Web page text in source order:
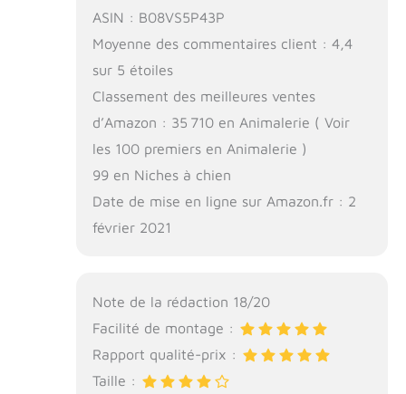
ASIN : B08VS5P43P
Moyenne des commentaires client : 4,4
sur 5 étoiles
Classement des meilleures ventes
d’Amazon : 35 710 en Animalerie ( Voir
les 100 premiers en Animalerie )
99 en Niches à chien
Date de mise en ligne sur Amazon.fr : 2
février 2021
Note de la rédaction 18/20
Facilité de montage :
Rapport qualité-prix :
Taille :